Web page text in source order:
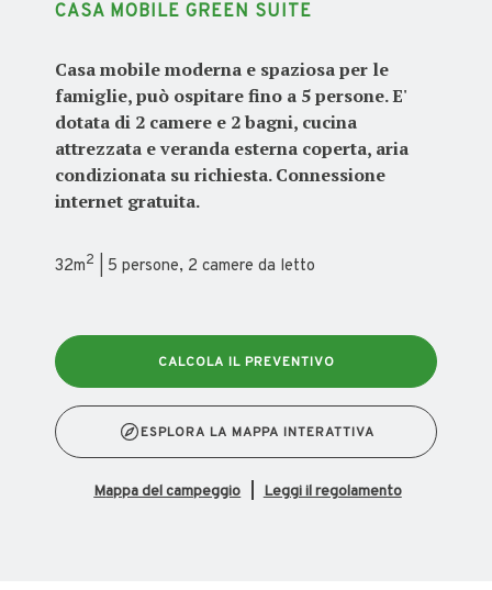
CASA MOBILE GREEN SUITE
Casa mobile moderna e spaziosa per le
famiglie, può ospitare fino a 5 persone. E'
dotata di 2 camere e 2 bagni, cucina
attrezzata e veranda esterna coperta, aria
condizionata su richiesta. Connessione
internet gratuita.
32m2 | 5 persone, 2 camere da letto
CALCOLA IL PREVENTIVO
ESPLORA LA MAPPA INTERATTIVA
mappa del campeggio Leggi il regolamento